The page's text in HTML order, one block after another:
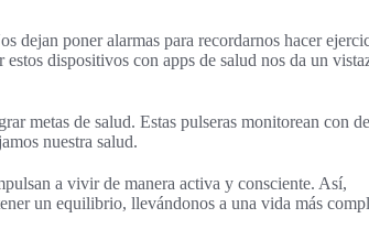
dejan poner alarmas para recordarnos hacer
dispositivos con apps de salud nos da un
metas de salud. Estas pulseras monitorean con
nuestra salud.
a vivir de manera activa y consciente. Así,
un equilibrio, llevándonos a una vida más